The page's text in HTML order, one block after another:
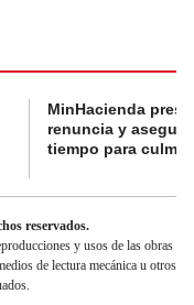
MinHacienda
renuncia y
tiempo para
reservados.
y usos de las obras
de lectura mecánica u otros